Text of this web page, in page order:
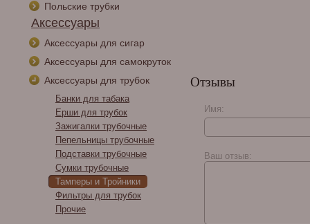
Польские трубки
Аксессуары
Аксессуары для сигар
Аксессуары для самокруток
Аксессуары для трубок
Банки для табака
Ерши для трубок
Зажигалки трубочные
Пепельницы трубочные
Подставки трубочные
Сумки трубочные
Тамперы и Тройники
Фильтры для трубок
Прочие
Eiroa Limitada Toro
2025
Отзывы
Имя:
Ваш отзыв: